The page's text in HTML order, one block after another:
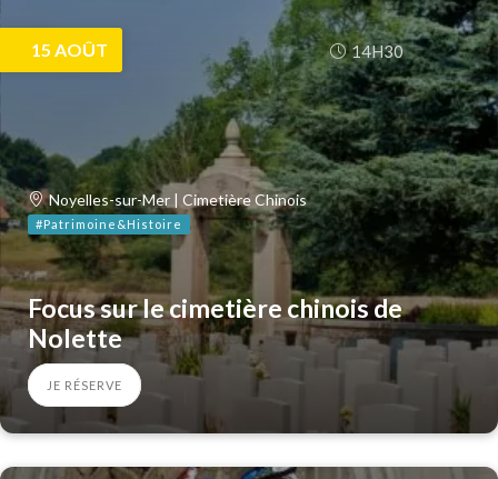
15 AOÛT 14H30
Noyelles-sur-Mer | Cimetière Chinois
#Patrimoine&Histoire
Focus sur le cimetière chinois de
Nolette
JE RÉSERVE